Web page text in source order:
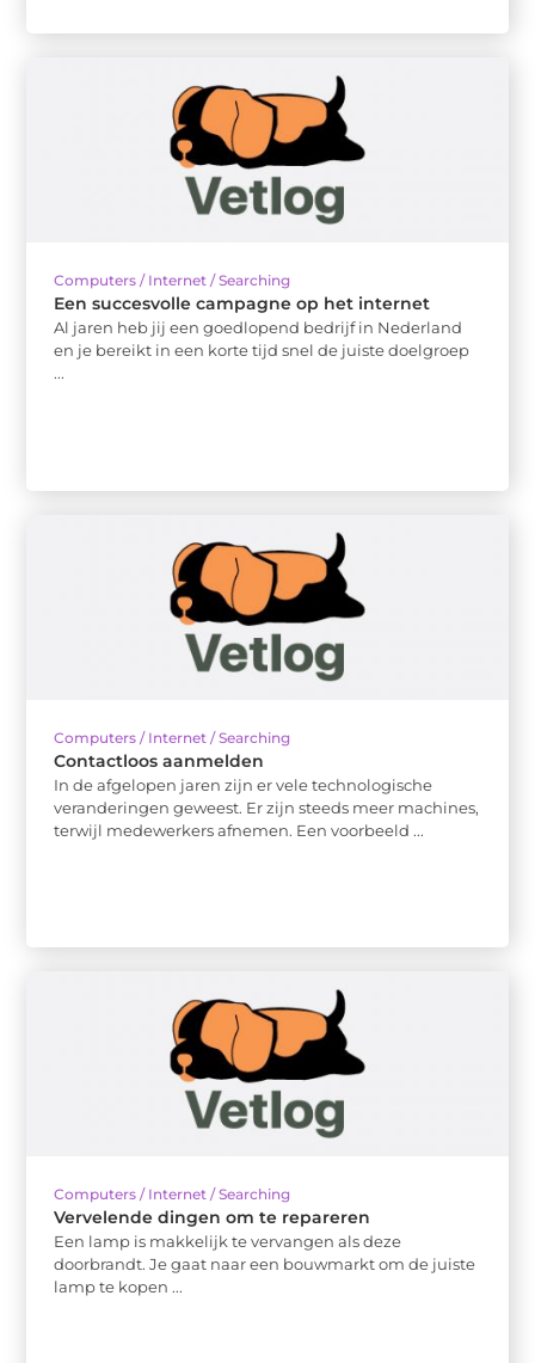
Computers / Internet / Searching
Een succesvolle campagne op het internet
Al jaren heb jij een goedlopend bedrijf in Nederland
en je bereikt in een korte tijd snel de juiste doelgroep
...
Computers / Internet / Searching
Contactloos aanmelden
In de afgelopen jaren zijn er vele technologische
veranderingen geweest. Er zijn steeds meer machines,
terwijl medewerkers afnemen. Een voorbeeld ...
Computers / Internet / Searching
Vervelende dingen om te repareren
Een lamp is makkelijk te vervangen als deze
doorbrandt. Je gaat naar een bouwmarkt om de juiste
lamp te kopen ...